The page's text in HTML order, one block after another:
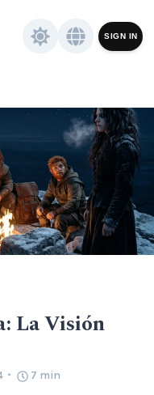
SIGN IN
La Visión
7 min